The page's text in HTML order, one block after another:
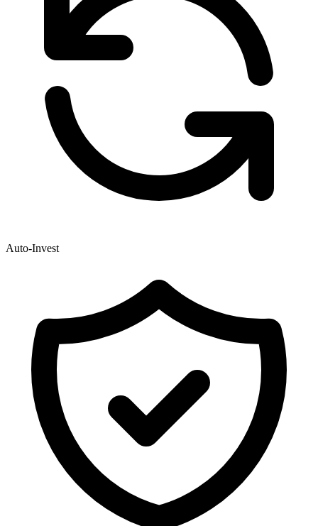
Auto-Invest